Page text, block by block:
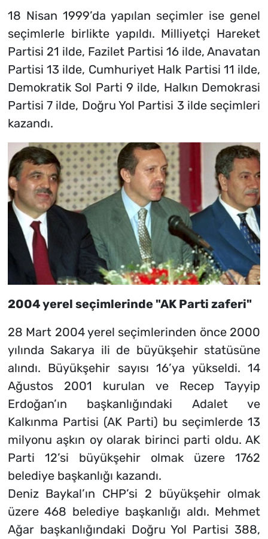
18 Nisan 1999’da yapılan seçimler ise genel
seçimlerle birlikte yapıldı. Milliyetçi Hareket
Partisi 21 ilde, Fazilet Partisi 16 ilde, Anavatan
Partisi 13 ilde, Cumhuriyet Halk Partisi 11 ilde,
Demokratik Sol Parti 9 ilde, Halkın Demokrasi
Partisi 7 ilde, Doğru Yol Partisi 3 ilde seçimleri
kazandı.
2004 yerel seçimlerinde "AK Parti zaferi"
28 Mart 2004 yerel seçimlerinden önce 2000
yılında Sakarya ili de büyükşehir statüsüne
alındı. Büyükşehir sayısı 16’ya yükseldi. 14
Ağustos 2001 kurulan ve Recep Tayyip
Erdoğan’ın başkanlığındaki Adalet ve
Kalkınma Partisi (AK Parti) bu seçimlerde 13
milyonu aşkın oy olarak birinci parti oldu. AK
Parti 12’si büyükşehir olmak üzere 1762
belediye başkanlığı kazandı.
Deniz Baykal’ın CHP’si 2 büyükşehir olmak
üzere 468 belediye başkanlığı aldı. Mehmet
Ağar başkanlığındaki Doğru Yol Partisi 388,